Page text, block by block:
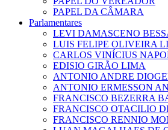
PAPEL DA CÂMARA
Parlamentares
LEVI DAMASCENO
LUIS FELIPE OLIVEIRA
CARLOS VINÍCIUS
EDISIO GIRÃO LIMA
ANTONIO ANDRE
ANTONIO ERMESSON
FRANCISCO BEZERRA
FRANCISCO OTACILIO
FRANCISCO RENNIO